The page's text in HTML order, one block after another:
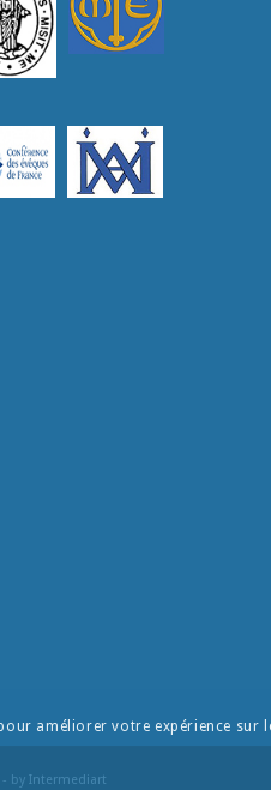
by Intermediart
améliorer votre expérience